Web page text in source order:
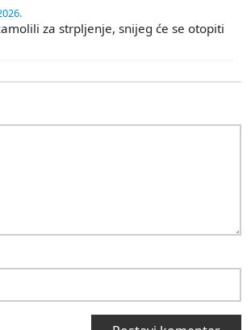
za strpljenje, snijeg će se otopiti